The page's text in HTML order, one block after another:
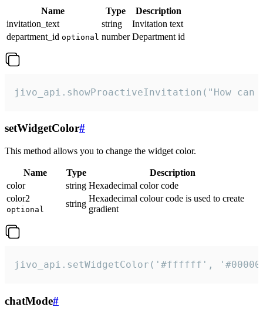
Name Type
Description
invitation_text
string
Invitation text
department_id optional number Department id
jivo_api.showProactiveInvitation("How
setWidgetColor#
This method allows you to change the widget color.
Name Type
Description
color
string Hexadecimal color code
color2
optional
string
Hexadecimal colour code is used to create
gradient
jivo_api.setWidgetColor('#ffffff',
chatMode#